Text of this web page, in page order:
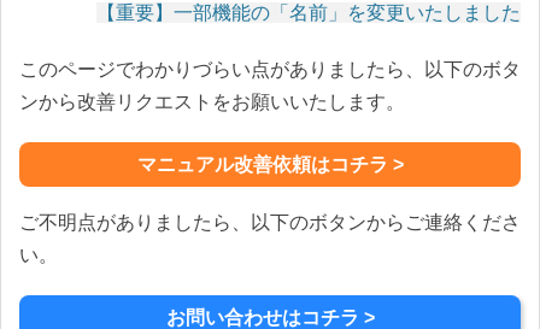
ナ
ビ
ゲ
シ
ョ
ン
【重要】一部機能の「名前」を変更いたしました
このページでわかりづらい点がありましたら、以下のボタ
ンから改善リクエストをお願いいたします。
マニュアル改善依頼はコチラ >
ご不明点がありましたら、以下のボタンからご連絡くださ
い。
お問い合わせはコチラ >